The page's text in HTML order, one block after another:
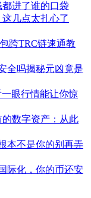
进了谁的口袋
几点太扎心了
跨TRC链速通教
全吗揭秘元凶竟是
眼行情能让你惊
的数字资产：从此
本不是你的别再弄
际化，你的币还安